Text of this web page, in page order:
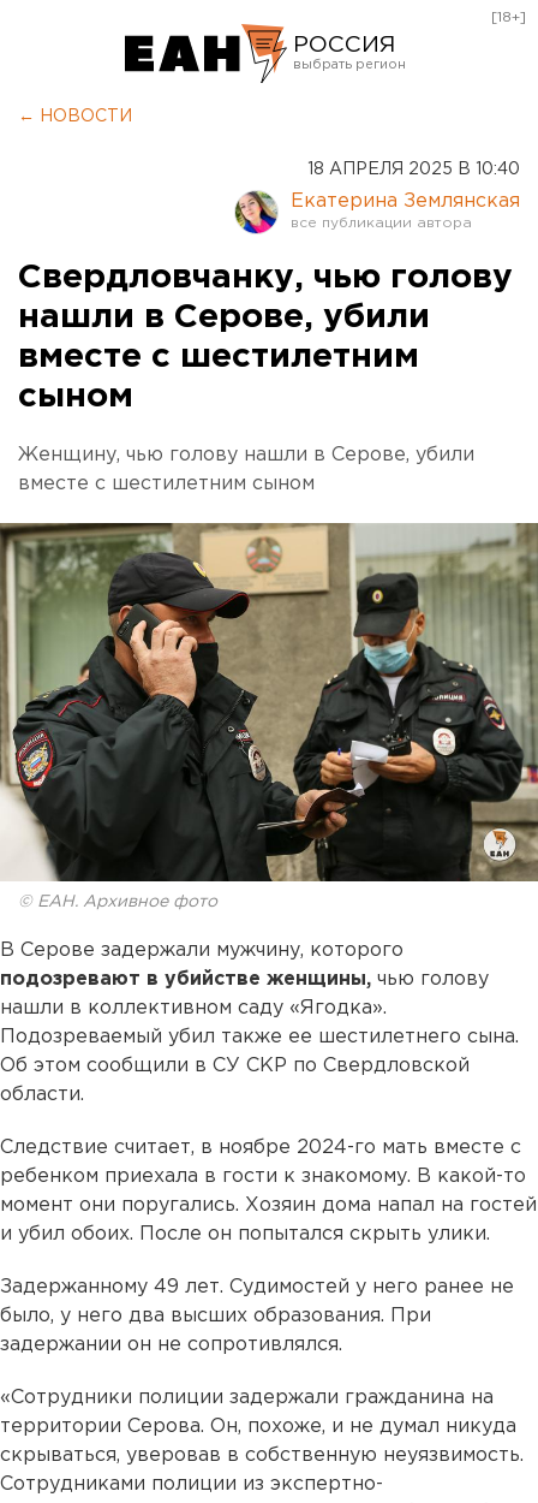
РОССИЯ
Оренбург
[18+]
← НОВОСТИ
18 АПРЕЛЯ 2025 В 10:40
Екатерина Землянская
Свердловчанку, чью голову
нашли в Серове, убили
вместе с шестилетним
сыном
Женщину, чью голову нашли в Серове, убили
вместе с шестилетним сыном
© ЕАН. Архивное фото
В Серове задержали мужчину, которого
подозревают в убийстве женщины, чью голову
нашли в коллективном саду «Ягодка».
Подозреваемый убил также ее шестилетнего сына.
Об этом сообщили в СУ СКР по Свердловской
области.
Следствие считает, в ноябре 2024-го мать вместе с
ребенком приехала в гости к знакомому. В какой-то
момент они поругались. Хозяин дома напал на гостей
и убил обоих. После он попытался скрыть улики.
Задержанному 49 лет. Судимостей у него ранее не
было, у него два высших образования. При
задержании он не сопротивлялся.
«Сотрудники полиции задержали гражданина на
территории Серова. Он, похоже, и не думал никуда
скрываться, уверовав в собственную неуязвимость.
Сотрудниками полиции из экспертно-